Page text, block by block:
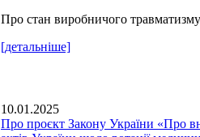
Про стан виробничого
[детальніше]
10.01.2025
Про проєкт Закону України «Про